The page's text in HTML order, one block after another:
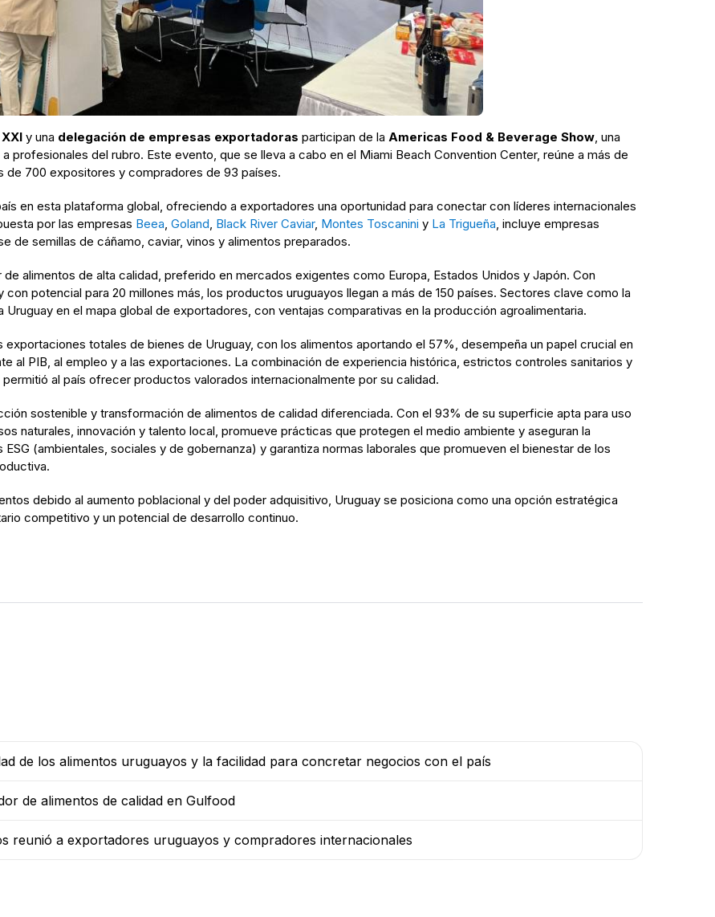
y una delegación de empresas exportadoras participan de la Americas Food & Beverage Show, una
profesionales del rubro. Este evento, que se lleva a cabo en el Miami Beach Convention Center, reúne a más de
de 700 expositores y compradores de 93 países.
en esta plataforma global, ofreciendo a exportadores una oportunidad para conectar con líderes internacionales
por las empresas Beea, Goland, Black River Caviar, Montes Toscanini y La Trigueña, incluye empresas
de semillas de cáñamo, caviar, vinos y alimentos preparados.
alimentos de alta calidad, preferido en mercados exigentes como Europa, Estados Unidos y Japón. Con
potencial para 20 millones más, los productos uruguayos llegan a más de 150 países. Sectores clave como la
en el mapa global de exportadores, con ventajas comparativas en la producción agroalimentaria.
totales de bienes de Uruguay, con los alimentos aportando el 57%, desempeña un papel crucial en
al PIB, al empleo y a las exportaciones. La combinación de experiencia histórica, estrictos controles sanitarios y
al país ofrecer productos valorados internacionalmente por su calidad.
sostenible y transformación de alimentos de calidad diferenciada. Con el 93% de su superficie apta para uso
naturales, innovación y talento local, promueve prácticas que protegen el medio ambiente y aseguran la
(ambientales, sociales y de gobernanza) y garantiza normas laborales que promueven el bienestar de los
debido al aumento poblacional y del poder adquisitivo, Uruguay se posiciona como una opción estratégica
competitivo y un potencial de desarrollo continuo.
de los alimentos uruguayos y la facilidad para concretar negocios con el país
de alimentos de calidad en Gulfood
reunió a exportadores uruguayos y compradores internacionales